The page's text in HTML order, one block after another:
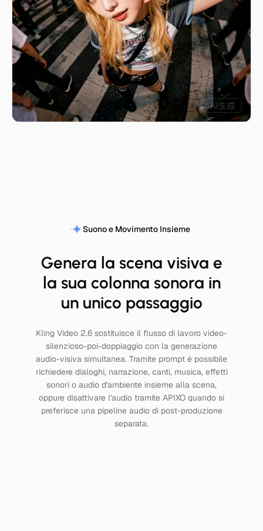
Suono e Movimento Insieme
Genera la scena visiva e
la sua colonna sonora in
un unico passaggio
Kling Video 2.6 sostituisce il flusso di lavoro video-
silenzioso-poi-doppiaggio con la generazione
audio-visiva simultanea. Tramite prompt è possibile
richiedere dialoghi, narrazione, canti, musica, effetti
sonori o audio d'ambiente insieme alla scena,
oppure disattivare l'audio tramite APIXO quando si
preferisce una pipeline audio di post-produzione
separata.